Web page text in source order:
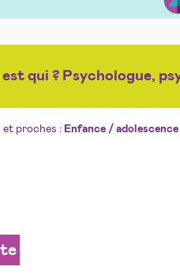
qui ? Psychologue,
et proches : Enfance / adolescence